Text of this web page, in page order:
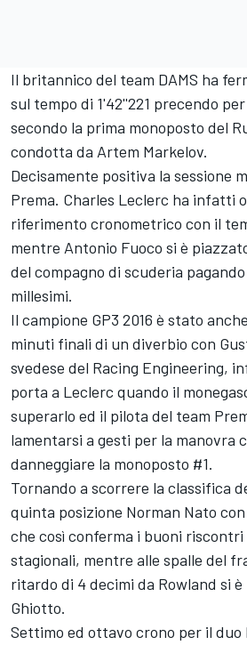
Il britannico del team DAMS ha
sul tempo di 1'42''221 precendo
secondo la prima monoposto del
condotta da Artem Markelov.
Decisamente positiva la sessione
Prema. Charles Leclerc ha infatti
riferimento cronometrico con il
mentre Antonio Fuoco si è
del compagno di scuderia
millesimi.
Il campione GP3 2016 è stato
minuti finali di un diverbio con
svedese del Racing Engineering,
porta a Leclerc quando il
superarlo ed il pilota del team
lamentarsi a gesti per la manovra
danneggiare la monoposto #1.
Tornando a scorrere la classifica
quinta posizione Norman Nato
che così conferma i buoni
stagionali, mentre alle spalle del
ritardo di 4 decimi da Rowland si
Ghiotto.
Settimo ed ottavo crono per il duo